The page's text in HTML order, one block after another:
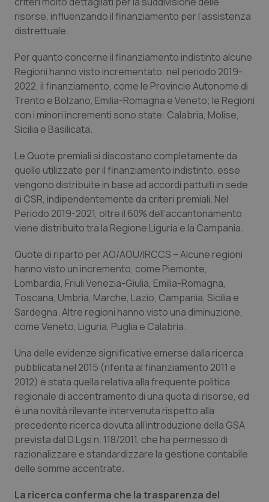
risorse, influenzando il finanziamento per l’assistenza
distrettuale.
Per quanto concerne il finanziamento indistinto alcune
Regioni hanno visto incrementato, nel periodo 2019-
2022, il finanziamento, come le Provincie Autonome di
Trento e Bolzano, Emilia-Romagna e Veneto; le Regioni
con i minori incrementi sono state: Calabria, Molise,
Sicilia e Basilicata.
Le Quote premiali si discostano completamente da
quelle utilizzate per il finanziamento indistinto, esse
vengono distribuite in base ad accordi pattuiti in sede
di CSR, indipendentemente da criteri premiali. Nel
Periodo 2019-2021, oltre il 60% dell’accantonamento
viene distribuito tra la Regione Liguria e la Campania.
Quote di riparto per AO/AOU/IRCCS – Alcune regioni
hanno visto un incremento, come Piemonte,
Lombardia, Friuli Venezia-Giulia, Emilia-Romagna,
Toscana, Umbria, Marche, Lazio, Campania, Sicilia e
Sardegna. Altre regioni hanno visto una diminuzione,
come Veneto, Liguria, Puglia e Calabria.
Una delle evidenze significative emerse dalla ricerca
pubblicata nel 2015 (riferita al finanziamento 2011 e
2012) è stata quella relativa alla frequente politica
regionale di accentramento di una quota di risorse, ed
è una novità rilevante intervenuta rispetto alla
precedente ricerca dovuta all’introduzione della GSA
prevista dal D.Lgs n. 118/2011, che ha permesso di
razionalizzare e standardizzare la gestione contabile
delle somme accentrate.
La ricerca conferma che la trasparenza del